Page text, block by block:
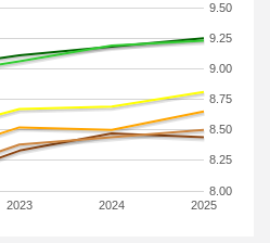
2023 2024 2025
8.00
8.25
8.50
8.75
9.00
9.25
9.50